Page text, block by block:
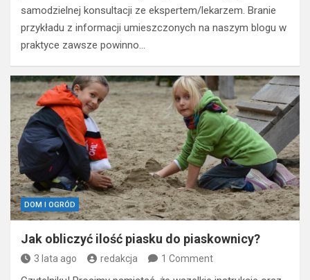
samodzielnej konsultacji ze ekspertem/lekarzem. Branie
przykładu z informacji umieszczonych na naszym blogu w
praktyce zawsze powinno…
DOM I OGRÓD
Jak obliczyć ilość piasku do piaskownicy?
3 lata ago redakcja 1 Comment